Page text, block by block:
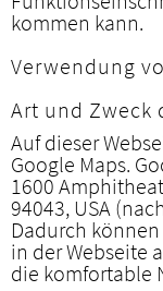
kommen kann.
Verwendung
Art und Zweck
Auf dieser
Google Maps.
1600
94043, USA
Dadurch
in der Webseite
die komfortable